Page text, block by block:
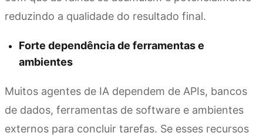
reduzindo a qualidade do resultado final.
Forte dependência de ferramentas e
ambientes
Muitos agentes de IA dependem de APIs, bancos
de dados, ferramentas de software e ambientes
externos para concluir tarefas. Se esses recursos